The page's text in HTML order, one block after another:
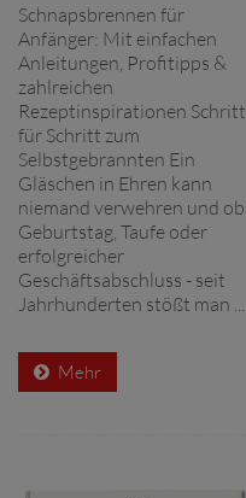
Schnapsbrennen für
Anfänger: Mit einfachen
Anleitungen, Profitipps &
zahlreichen
Rezeptinspirationen Schritt
für Schritt zum
Selbstgebrannten Ein
Gläschen in Ehren kann
niemand verwehren und ob
Geburtstag, Taufe oder
erfolgreicher
Geschäftsabschluss - seit
Jahrhunderten stößt man ...
Mehr